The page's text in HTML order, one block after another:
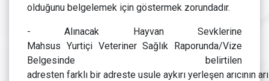
olduğunu belgelemek için göstermek zorundadır.
- Alınacak Hayvan Sevklerine
Mahsus Yurtiçi Veteriner Sağlık Raporunda/Vize
Belgesinde belirtilen
adresten farklı bir adreste usule aykırı yerleşen arıcının